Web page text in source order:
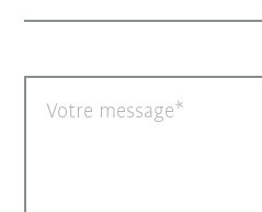
Votre message